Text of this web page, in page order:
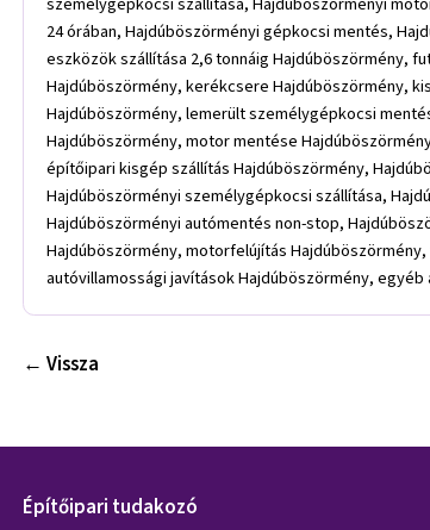
← Vissza
Építőipari tudakozó